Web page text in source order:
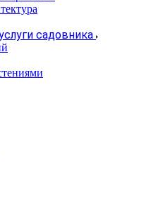
садовника